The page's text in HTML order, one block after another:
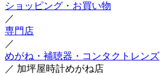
ショッピング・お買い物
／
専門店
／
めがね・補聴器・コンタクトレンズ
／ 加坪屋時計めがね店